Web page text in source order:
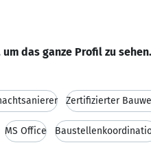
das ganze Profil zu sehen.
Zertifizierter
MS Office